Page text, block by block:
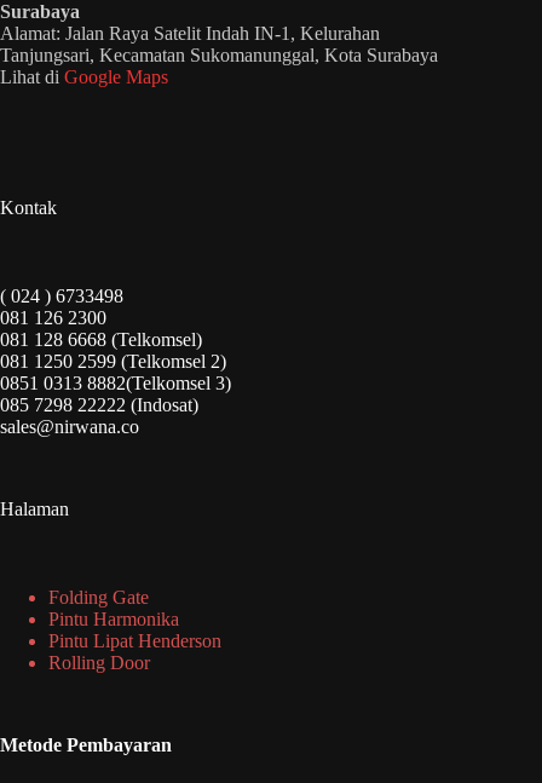
Surabaya
Alamat: Jalan Raya Satelit Indah IN-1, Kelurahan
Tanjungsari, Kecamatan Sukomanunggal, Kota Surabaya
Lihat di Google Maps
Kontak
( 024 ) 6733498
081 126 2300
081 128 6668 (Telkomsel)
081 1250 2599 (Telkomsel 2)
0851 0313 8882(Telkomsel 3)
085 7298 22222 (Indosat)
sales@nirwana.co
Halaman
Folding Gate
Pintu Harmonika
Pintu Lipat Henderson
Rolling Door
Metode Pembayaran